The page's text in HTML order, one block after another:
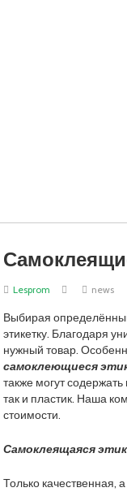
Lesprom news
Выбирая
этикетку. Благодаря
нужный товар.
самоклеющиеся
также могут
так и пластик. Наша
стоимости.
Самоклеящаяся
Только качественная,